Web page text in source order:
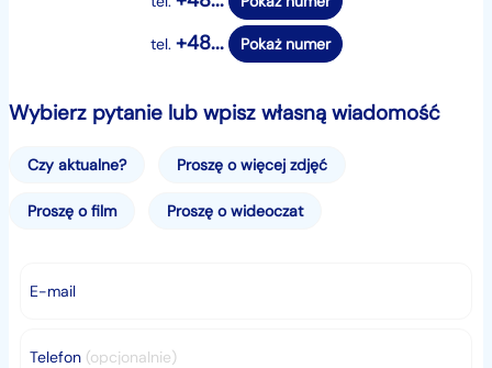
tel. +48... Pokaż numer
Wybierz pytanie lub wpisz własną wiadomość
Czy aktualne? Proszę o więcej zdjęć
Proszę o film Proszę o wideoczat
E-mail
Telefon (opcjonalnie)